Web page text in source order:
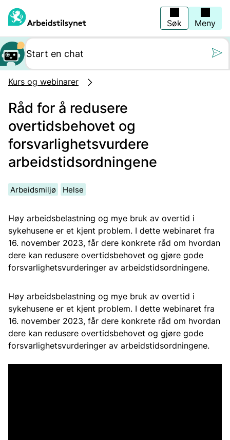
hovedinnhold
Søk Meny
Kurs og webinarer
Råd for å redusere
overtidsbehovet og
forsvarlighetsvurdere
arbeidstidsordningene
Arbeidsmiljø Helse
Høy arbeidsbelastning og mye bruk av overtid i
sykehusene er et kjent problem. I dette webinaret fra
16. november 2023, får dere konkrete råd om hvordan
dere kan redusere overtidsbehovet og gjøre gode
forsvarlighetsvurderinger av arbeidstidsordningene.
Høy arbeidsbelastning og mye bruk av overtid i
sykehusene er et kjent problem. I dette webinaret fra
16. november 2023, får dere konkrete råd om hvordan
dere kan redusere overtidsbehovet og gjøre gode
forsvarlighetsvurderinger av arbeidstidsordningene.